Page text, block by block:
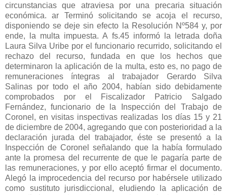
circunstancias que atraviesa por una precaria situación
económica. ar Terminó solicitando se acoja el recurso,
disponiendo se deje sin efecto la Resolución Nº584 y, por
ende, la multa impuesta. A fs.45 informó la letrada doña
Laura Silva Uribe por el funcionario recurrido, solicitando el
rechazo del recurso, fundada en que los hechos que
determinaron la aplicación de la multa, esto es, no pago de
remuneraciones íntegras al trabajador Gerardo Silva
Salinas por todo el año 2004, habían sido debidamente
comprobados por el Fiscalizador Patricio Salgado
Fernández, funcionario de la Inspección del Trabajo de
Coronel, en visitas inspectivas realizadas los días 15 y 21
de diciembre de 2004, agregando que con posterioridad a la
declaración jurada del trabajador, éste se presentó a la
Inspección de Coronel señalando que la había formulado
ante la promesa del recurrente de que le pagaría parte de
las remuneraciones, y por ello aceptó firmar el documento.
Alegó la improcedencia del recurso por habérsele utilizado
como sustituto jurisdiccional, eludiendo la aplicación de